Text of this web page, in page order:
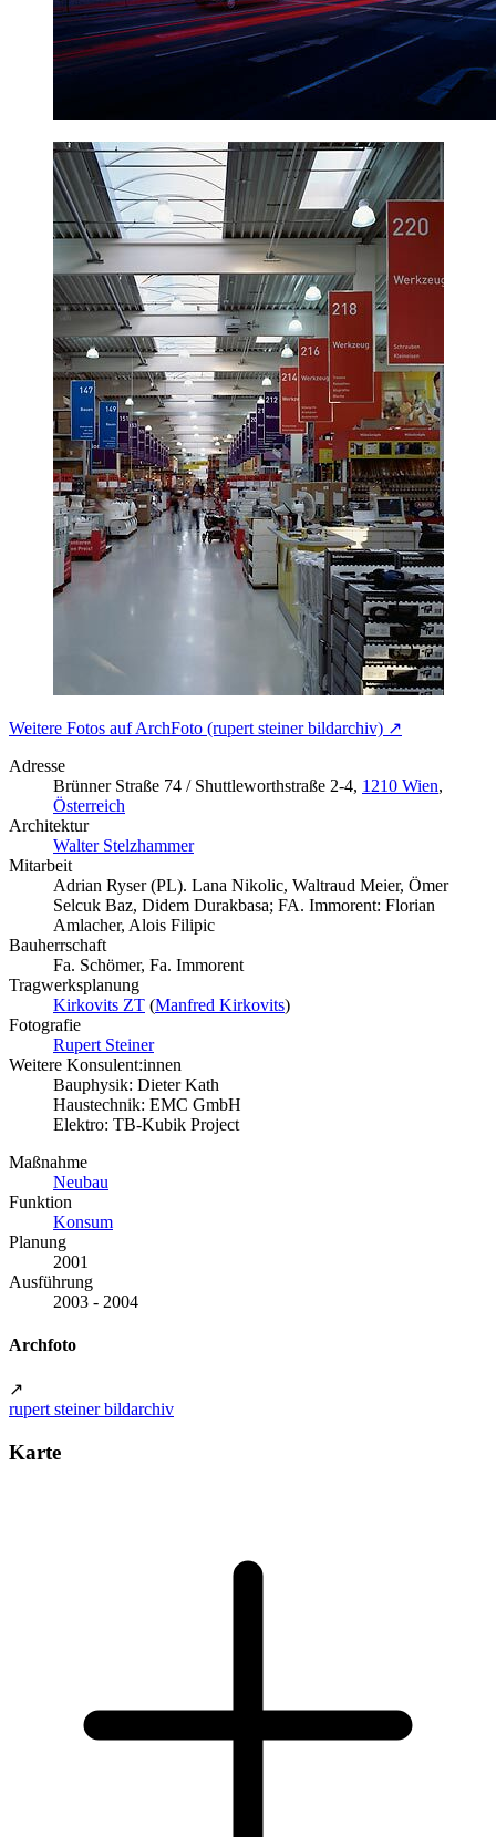
Weitere Fotos auf ArchFoto (rupert steiner bildarchiv) ↗
Adresse
Brünner Straße 74 / Shuttleworthstraße 2-4, 1210 Wien,
Österreich
Architektur
Walter Stelzhammer
Mitarbeit
Adrian Ryser (PL). Lana Nikolic, Waltraud Meier, Ömer
Selcuk Baz, Didem Durakbasa; FA. Immorent: Florian
Amlacher, Alois Filipic
Bauherrschaft
Fa. Schömer, Fa. Immorent
Tragwerksplanung
Kirkovits ZT (Manfred Kirkovits)
Fotografie
Rupert Steiner
Weitere Konsulent:innen
Bauphysik: Dieter Kath
Haustechnik: EMC GmbH
Elektro: TB-Kubik Project
Maßnahme
Neubau
Funktion
Konsum
Planung
2001
Ausführung
2003 - 2004
Archfoto
↗
rupert steiner bildarchiv
Karte